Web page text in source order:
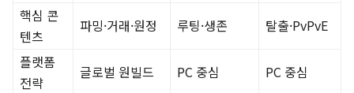
핵심 콘
텐츠
파밍·거래·원정 루팅·생존
탈출·PvPvE
플랫폼
전략
글로벌 원빌드 PC 중심 PC 중심